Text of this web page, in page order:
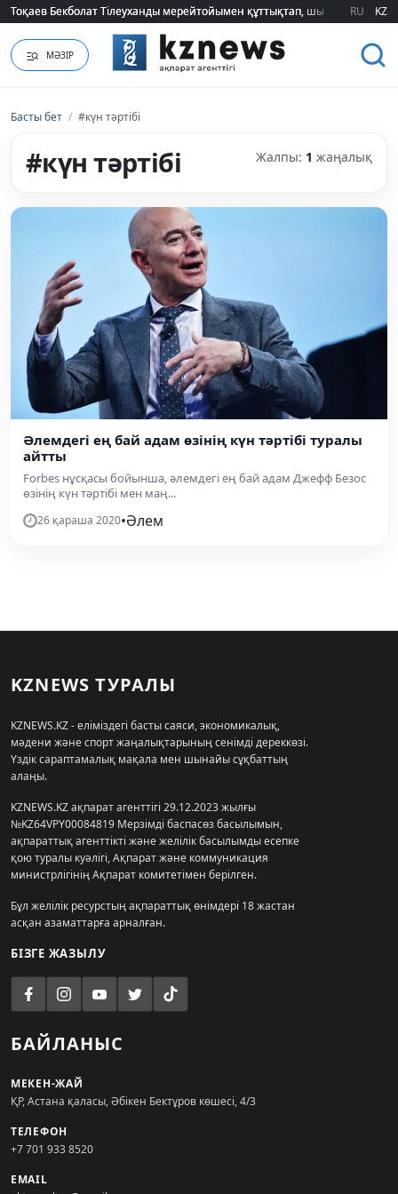
Тоқаев Бекболат Тілеуханды мерейтойымен құттықтап, шығармашылық
Тоқаев Бекболат Тілеуханды мерейтойымен құттықтап, шығармашылық
RU KZ
МӘЗІР
Басты бет / #күн тәртібі
#күн тәртібі Жалпы: 1 жаңалық
Әлемдегі ең бай адам өзінің күн тәртібі туралы
айтты
Forbes нұсқасы бойынша, әлемдегі ең бай адам Джефф Безос
өзінің күн тәртібі мен маң...
26 қараша 2020•Әлем
KZNEWS ТУРАЛЫ
KZNEWS.KZ - еліміздегі басты саяси, экономикалық,
мәдени және спорт жаңалықтарының сенімді дереккөзі.
Үздік сараптамалық мақала мен шынайы сұқбаттың
алаңы.
KZNEWS.KZ ақпарат агенттігі 29.12.2023 жылғы
№KZ64VPY00084819 Мерзімді баспасөз басылымын,
ақпараттық агенттікті және желілік басылымды есепке
қою туралы куәлігі, Ақпарат және коммуникация
министрлігінің Ақпарат комитетімен берілген.
Бұл желілік ресурстың ақпараттық өнімдері 18 жастан
асқан азаматтарға арналған.
БІЗГЕ ЖАЗЫЛУ
БАЙЛАНЫС
МЕКЕН-ЖАЙ
ҚР, Астана қаласы, Әбікен Бектұров көшесі, 4/3
ТЕЛЕФОН
+7 701 933 8520
EMAIL